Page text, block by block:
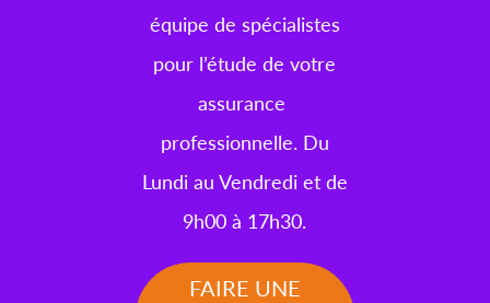
équipe de spécialistes
pour l’étude de votre
assurance
professionnelle. Du
Lundi au Vendredi et de
9h00 à 17h30.
FAIRE UNE